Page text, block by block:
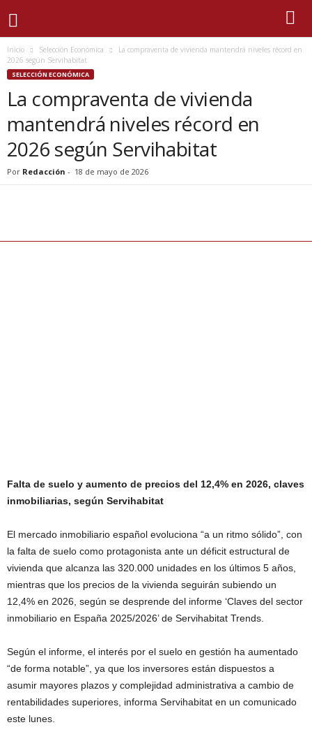
Inicio Selección Económica
La compraventa de vivienda mantendrá niveles récord en
2026 según Servihabitat
SELECCIÓN ECONÓMICA
La compraventa de vivienda
mantendrá niveles récord en
2026 según Servihabitat
Por Redacción - 18 de mayo de 2026
Falta de suelo y aumento de precios del 12,4% en 2026, claves
inmobiliarias, según Servihabitat
El mercado inmobiliario español evoluciona “a un ritmo sólido”, con
la falta de suelo como protagonista ante un déficit estructural de
vivienda que alcanza las 320.000 unidades en los últimos 5 años,
mientras que los precios de la vivienda seguirán subiendo un
12,4% en 2026, según se desprende del informe ‘Claves del sector
inmobiliario en España 2025/2026’ de Servihabitat Trends.
Según el informe, el interés por el suelo en gestión ha aumentado
“de forma notable”, ya que los inversores están dispuestos a
asumir mayores plazos y complejidad administrativa a cambio de
rentabilidades superiores, informa Servihabitat en un comunicado
este lunes.